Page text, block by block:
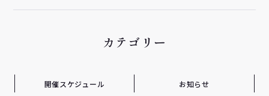
カテゴリー
開催スケジュール お知らせ